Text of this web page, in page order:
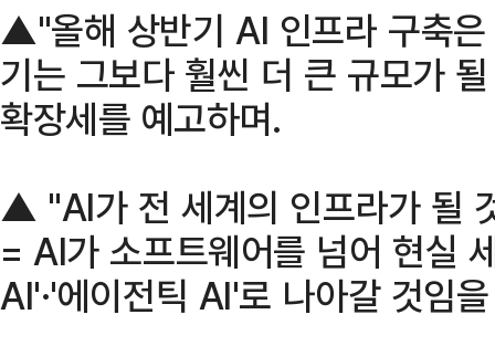
▲"올해 상반기 AI 인프라 구축은
기는 그보다 훨씬 더 큰 규모가
확장세를 예고하며.
▲ "AI가 전 세계의 인프라가 될
= AI가 소프트웨어를 넘어 현실
AI'·'에이전틱 AI'로 나아갈 것임